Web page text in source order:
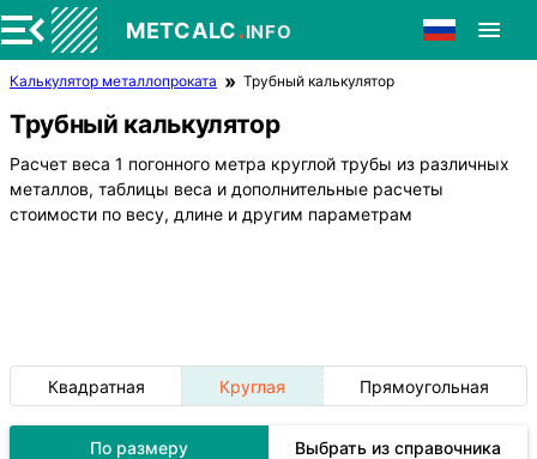
METCALC.INFO
Калькулятор металлопроката Трубный калькулятор
Трубный калькулятор
Расчет веса 1 погонного метра круглой трубы из различных
металлов, таблицы веса и дополнительные расчеты
стоимости по весу, длине и другим параметрам
Квадратная Круглая Прямоугольная
По размеру Выбрать из справочника